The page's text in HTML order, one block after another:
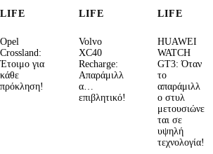
LIFE
Opel
Crossland:
Έτοιμο για
κάθε
πρόκληση!
LIFE
Volvo
XC40
Recharge:
Απαράμιλλ
α…
επιβλητικό!
LIFE
HUAWEI
WATCH
GT3: Όταν
το
απαράμιλλ
ο στυλ
μετουσιώνε
ται σε
υψηλή
τεχνολογία!